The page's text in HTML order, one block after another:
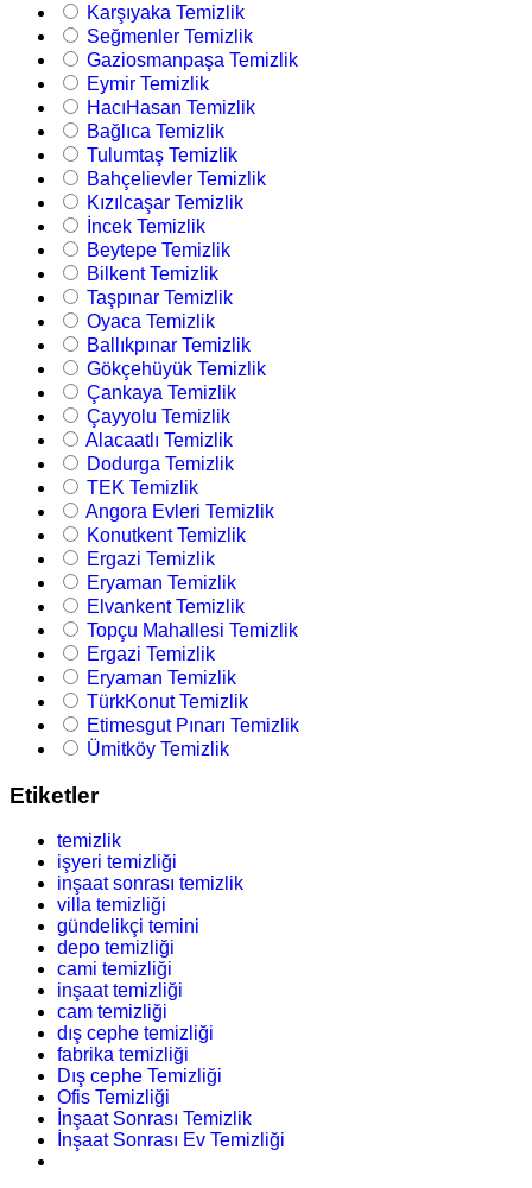
Karşıyaka Temizlik
Seğmenler Temizlik
Gaziosmanpaşa Temizlik
Eymir Temizlik
HacıHasan Temizlik
Bağlıca Temizlik
Tulumtaş Temizlik
Bahçelievler Temizlik
Kızılcaşar Temizlik
İncek Temizlik
Beytepe Temizlik
Bilkent Temizlik
Taşpınar Temizlik
Oyaca Temizlik
Ballıkpınar Temizlik
Gökçehüyük Temizlik
Çankaya Temizlik
Çayyolu Temizlik
Alacaatlı Temizlik
Dodurga Temizlik
TEK Temizlik
Angora Evleri Temizlik
Konutkent Temizlik
Ergazi Temizlik
Eryaman Temizlik
Elvankent Temizlik
Topçu Mahallesi Temizlik
Ergazi Temizlik
Eryaman Temizlik
TürkKonut Temizlik
Etimesgut Pınarı Temizlik
Ümitköy Temizlik
Etiketler
temizlik
işyeri temizliği
inşaat sonrası temizlik
villa temizliği
gündelikçi temini
depo temizliği
cami temizliği
inşaat temizliği
cam temizliği
dış cephe temizliği
fabrika temizliği
Dış cephe Temizliği
Ofis Temizliği
İnşaat Sonrası Temizlik
İnşaat Sonrası Ev Temizliği